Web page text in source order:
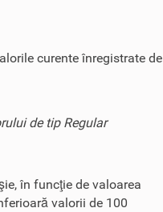
curente înregistrate de
de tip Regular
în funcţie de valoarea
valorii de 100